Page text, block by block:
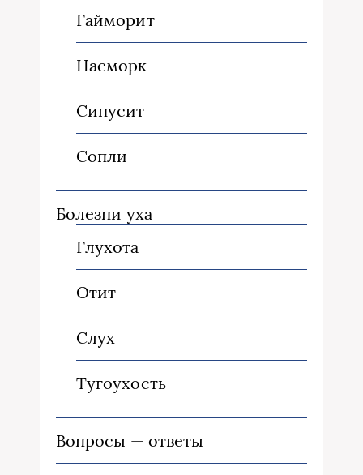
Гайморит
Насморк
Синусит
Сопли
Болезни уха
Глухота
Отит
Слух
Тугоухость
Вопросы — ответы